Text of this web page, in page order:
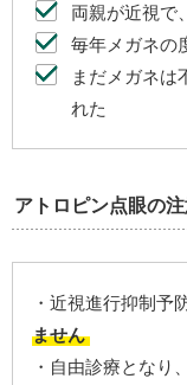
両親が近視で
毎年メガネの
まだメガネは
れた
アトロピン点眼の
・近視進行抑制予
ません
・自由診療となり、